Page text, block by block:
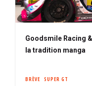
Goodsmile Racing
la tradition manga
BRÈVE SUPER GT